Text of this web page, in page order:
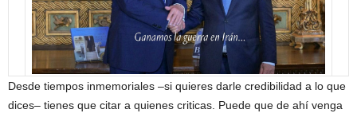
Desde tiempos inmemoriales –si quieres darle credibilidad a lo que
dices– tienes que citar a quienes criticas. Puede que de ahí venga